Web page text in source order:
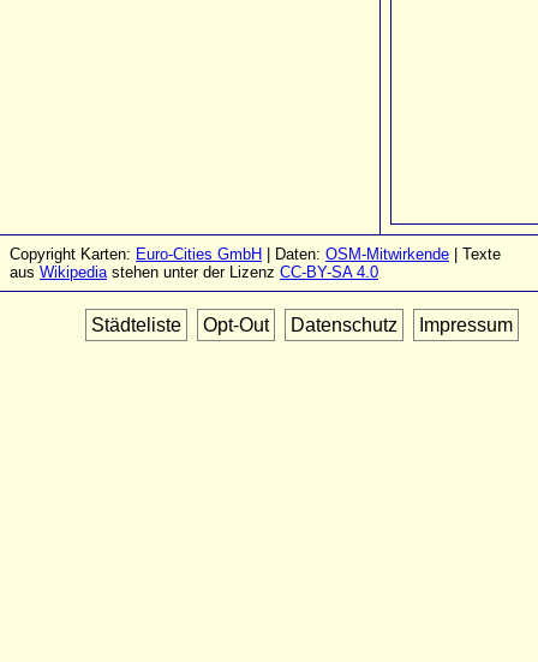
Copyright Karten: Euro-Cities GmbH | Daten: OSM-Mitwirkende | Texte
aus Wikipediastehen unter der Lizenz CC-BY-SA 4.0
Städteliste Opt-Out Datenschutz Impressum